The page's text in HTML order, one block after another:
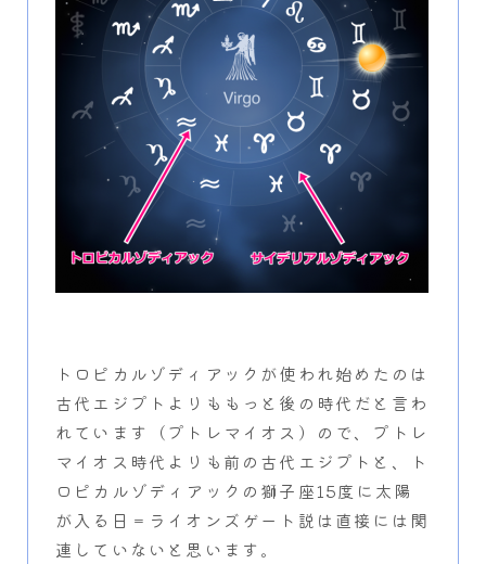
トロピカルゾディアックが使われ始めたのは
古代エジプトよりももっと後の時代だと言わ
れています（プトレマイオス）ので、プトレ
マイオス時代よりも前の古代エジプトと、ト
ロピカルゾディアックの獅子座15度に太陽
が入る日＝ライオンズゲート説は直接には関
連していないと思います。